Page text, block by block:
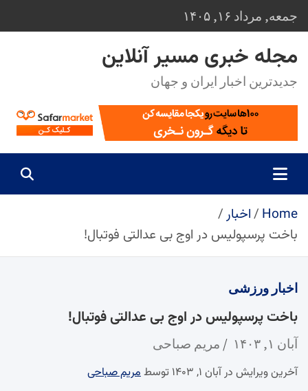
to
content
جمعه, مرداد ۱۶, ۱۴۰۵
مجله خبری مسیر آنلاین
جدیدترین اخبار ایران و جهان
Home
اخبار
باخت پرسپولیس در اوج بی عدالتی فوتبال!
اخبار ورزشی
باخت پرسپولیس در اوج بی عدالتی فوتبال!
آبان ۱, ۱۴۰۳ مریم صباحی
آخرین ویرایش در آبان ۱, ۱۴۰۳ توسط
مریم صباحی